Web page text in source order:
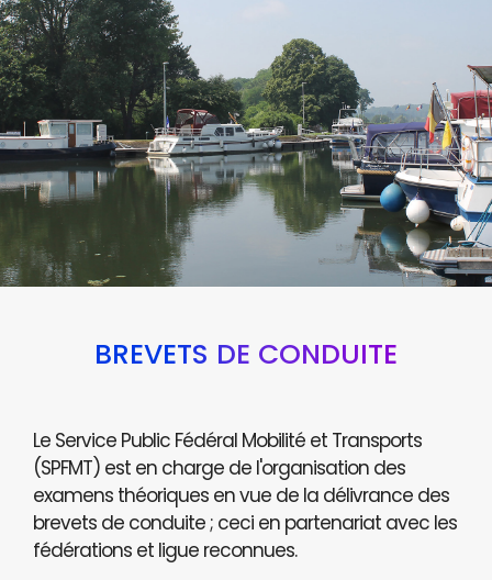
BREVETS DE CONDUITE
Le Service Public Fédéral Mobilité et Transports
(SPFMT) est en charge de l'organisation des
examens théoriques en vue de la délivrance des
brevets de conduite ; ceci en partenariat avec les
fédérations et ligue reconnues.